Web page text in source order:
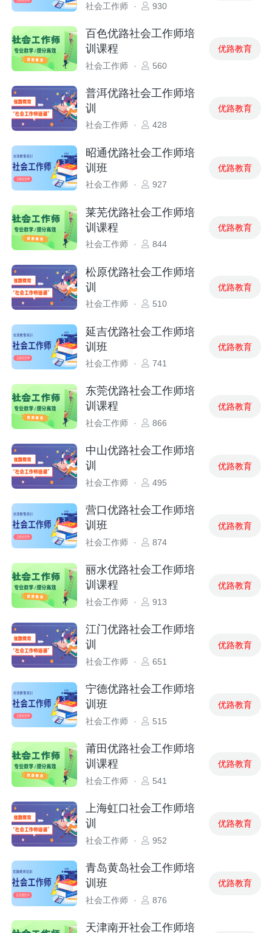
社会工作师 · 930
百色优路社会工作师培
训课程
社会工作师 · 560
优路教育
普洱优路社会工作师培
训
社会工作师 · 428
优路教育
昭通优路社会工作师培
训班
社会工作师 · 927
优路教育
莱芜优路社会工作师培
训课程
社会工作师 · 844
优路教育
松原优路社会工作师培
训
社会工作师 · 510
优路教育
延吉优路社会工作师培
训班
社会工作师 · 741
优路教育
东莞优路社会工作师培
训课程
社会工作师 · 866
优路教育
中山优路社会工作师培
训
社会工作师 · 495
优路教育
营口优路社会工作师培
训班
社会工作师 · 874
优路教育
丽水优路社会工作师培
训课程
社会工作师 · 913
优路教育
江门优路社会工作师培
训
社会工作师 · 651
优路教育
宁德优路社会工作师培
训班
社会工作师 · 515
优路教育
莆田优路社会工作师培
训课程
社会工作师 · 541
优路教育
上海虹口社会工作师培
训
社会工作师 · 952
优路教育
青岛黄岛社会工作师培
训班
社会工作师 · 876
优路教育
天津南开社会工作师培